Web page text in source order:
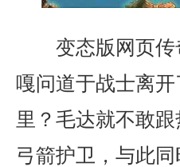
变态版网页传
嘎问道于战士离
里？毛达就不敢
弓箭护卫，与此